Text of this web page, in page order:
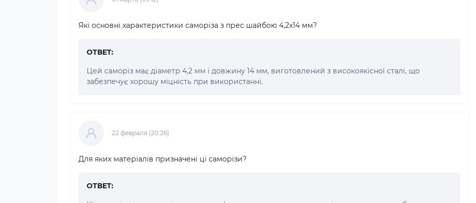
Які основні характеристики саморіза з прес шайбою 4,2x14 мм?
ОТВЕТ:
Цей саморіз має діаметр 4,2 мм і довжину 14 мм, виготовлений з високоякісної сталі, що
забезпечує хорошу міцність при використанні.
22 февраля (20:26)
Для яких матеріалів призначені ці саморізи?
ОТВЕТ: